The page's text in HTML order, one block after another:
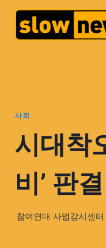
사회
시대착
비’ 판
참여연대 사법감시센터